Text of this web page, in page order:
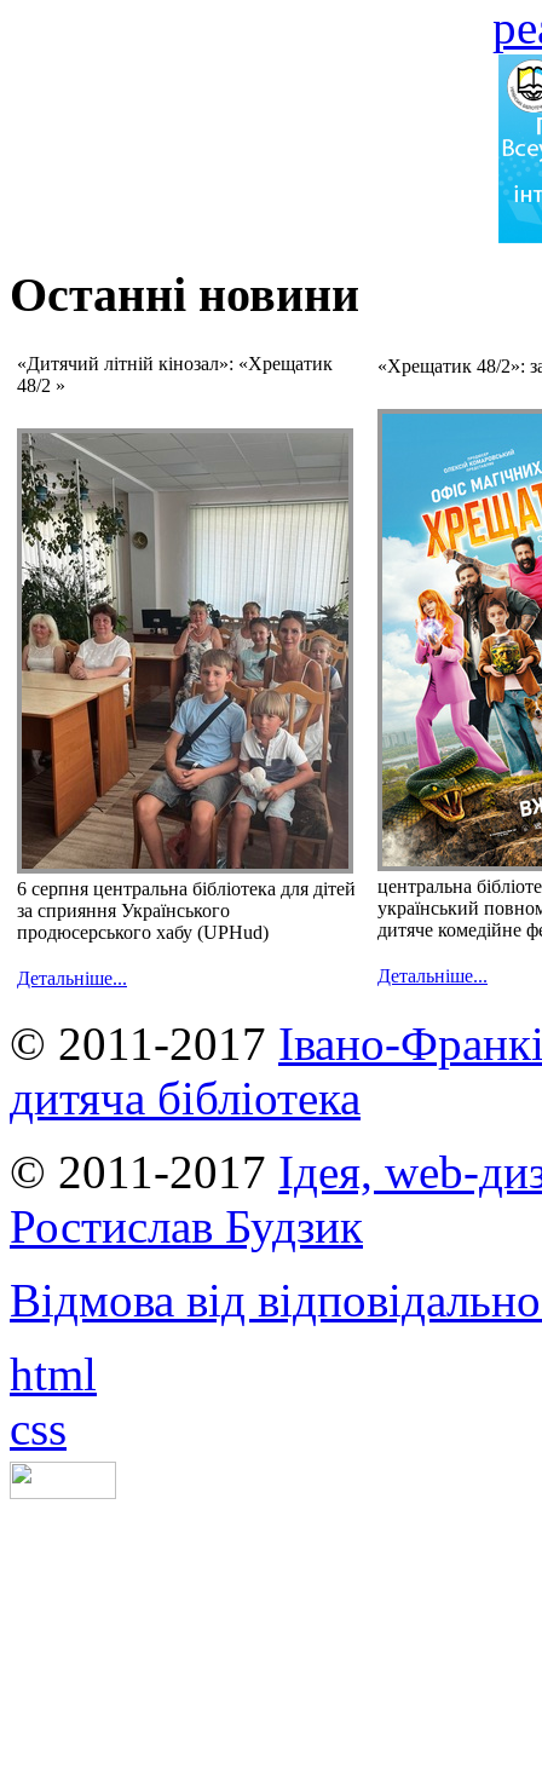
Останні новини
«Дитячий літній кінозал»: «Хрещатик
48/2 »
6 серпня центральна бібліотека для дітей
за сприяння Українського
продюсерського хабу (UPHud)
Детальніше...
«Хрещатик 48/2»:
центральна
український
дитяче комедійне
Детальніше...
© 2011-2017 Івано-
дитяча бібліотека
© 2011-2017 Ідея, web-
Ростислав Будзик
Відмова від
html
css